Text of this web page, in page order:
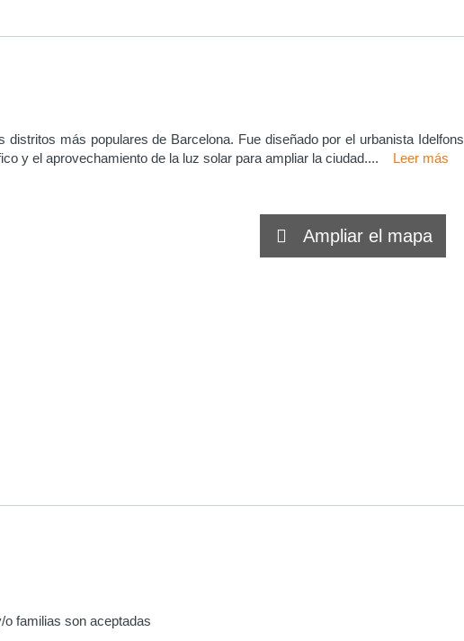
más populares de Barcelona. Fue diseñado por el urbanista Idelfons
y el aprovechamiento de la luz solar para ampliar la ciudad.... Leer más
Ampliar el mapa
familias son aceptadas